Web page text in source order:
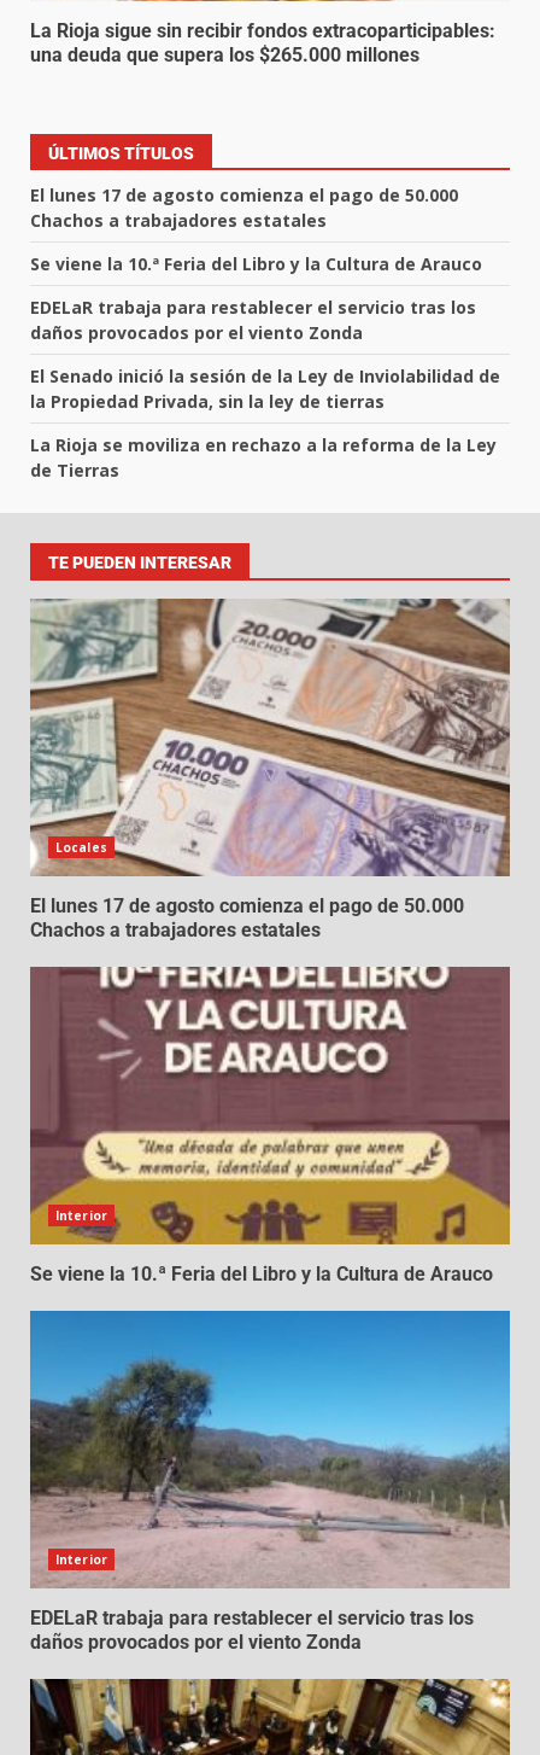
La Rioja sigue sin recibir fondos extracoparticipables:
una deuda que supera los $265.000 millones
ÚLTIMOS TÍTULOS
El lunes 17 de agosto comienza el pago de 50.000
Chachos a trabajadores estatales
Se viene la 10.ª Feria del Libro y la Cultura de Arauco
EDELaR trabaja para restablecer el servicio tras los
daños provocados por el viento Zonda
El Senado inició la sesión de la Ley de Inviolabilidad de
la Propiedad Privada, sin la ley de tierras
La Rioja se moviliza en rechazo a la reforma de la Ley
de Tierras
TE PUEDEN INTERESAR
Locales
El lunes 17 de agosto comienza el pago de 50.000
Chachos a trabajadores estatales
Interior
Se viene la 10.ª Feria del Libro y la Cultura de Arauco
Interior
EDELaR trabaja para restablecer el servicio tras los
daños provocados por el viento Zonda